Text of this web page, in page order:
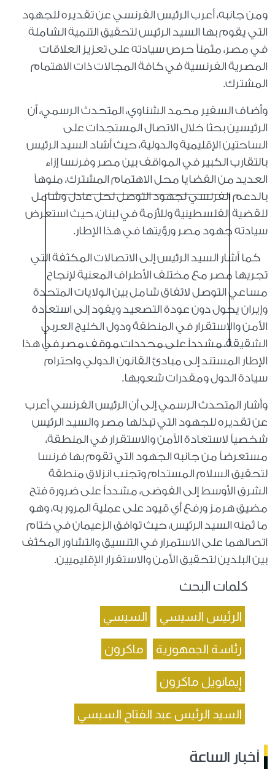
ومن جانبه، أعرب الرئيس الفرنسي عن تقديره للجهود
التي يقوم بها السيد الرئيس لتحقيق التنمية الشاملة
في مصر، مثمناً حرص سيادته على تعزيز العلاقات
المصرية الفرنسية في كافة المجالات ذات الاهتمام
المشترك.
وأضاف السفير محمد الشناوي، المتحدث الرسمي، أن
الرئيسين بحثا خلال الاتصال المستجدات على
الساحتين الإقليمية والدولية، حيث أشاد السيد الرئيس
بالتقارب الكبير في المواقف بين مصر وفرنسا إزاء
العديد من القضايا محل الاهتمام المشترك، منوهاً
بالدعم الفرنسي لجهود التوصل لحل عادل وشامل
للقضية الفلسطينية وللأزمة في لبنان، حيث استعرض
سيادته جهود مصر ورؤيتها في هذا الإطار.
كما أشار السيد الرئيس إلى الاتصالات المكثفة التي
تجريها مصر مع مختلف الأطراف المعنية لإنجاح
مساعي التوصل لاتفاق شامل بين الولايات المتحدة
وإيران يحول دون عودة التصعيد ويقود إلى استعادة
الأمن والاستقرار في المنطقة ودول الخليج العربي
الشقيقة، مشدداً على محددات موقف مصر في هذا
الإطار المستند إلى مبادئ القانون الدولي واحترام
سيادة الدول ومقدرات شعوبها.
وأشار المتحدث الرسمي إلى أن الرئيس الفرنسي أعرب
عن تقديره للجهود التي تبذلها مصر والسيد الرئيس
شخصياً لاستعادة الأمن والاستقرار في المنطقة،
مستعرضاً من جانبه الجهود التي تقوم بها فرنسا
لتحقيق السلام المستدام وتجنب انزلاق منطقة
الشرق الأوسط إلى الفوضى، مشدداً على ضرورة فتح
مضيق هرمز ورفع أي قيود على عملية المرور به، وهو
ما ثمنه السيد الرئيس، حيث توافق الزعيمان في ختام
اتصالهما على الاستمرار في التنسيق والتشاور المكثف
بين البلدين لتحقيق الأمن والاستقرار الإقليميين.
كلمات البحث
الرئيس السيسي السيسي
رئاسة الجمهورية ماكرون
إيمانويل ماكرون
السيد الرئيس عبد الفتاح السيسي
أخبار الساعة